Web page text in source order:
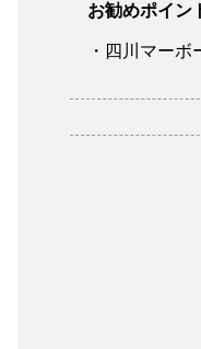
お勧めポイン
・四川マーボ